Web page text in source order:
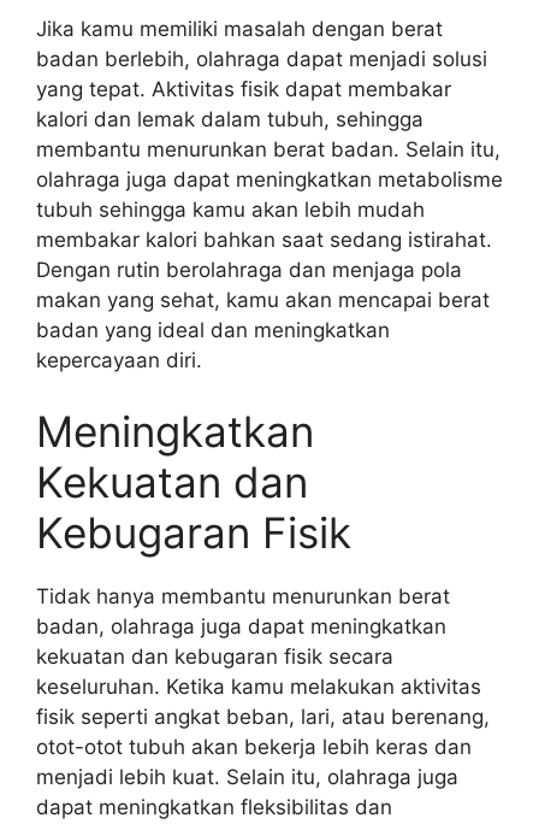
Jika kamu memiliki masalah dengan berat
badan berlebih, olahraga dapat menjadi solusi
yang tepat. Aktivitas fisik dapat membakar
kalori dan lemak dalam tubuh, sehingga
membantu menurunkan berat badan. Selain itu,
olahraga juga dapat meningkatkan metabolisme
tubuh sehingga kamu akan lebih mudah
membakar kalori bahkan saat sedang istirahat.
Dengan rutin berolahraga dan menjaga pola
makan yang sehat, kamu akan mencapai berat
badan yang ideal dan meningkatkan
kepercayaan diri.
Meningkatkan
Kekuatan dan
Kebugaran Fisik
Tidak hanya membantu menurunkan berat
badan, olahraga juga dapat meningkatkan
kekuatan dan kebugaran fisik secara
keseluruhan. Ketika kamu melakukan aktivitas
fisik seperti angkat beban, lari, atau berenang,
otot-otot tubuh akan bekerja lebih keras dan
menjadi lebih kuat. Selain itu, olahraga juga
dapat meningkatkan fleksibilitas dan